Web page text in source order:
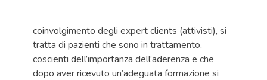
coinvolgimento degli expert clients (attivisti), si
tratta di pazienti che sono in trattamento,
coscienti dell’importanza dell’aderenza e che
dopo aver ricevuto un’adeguata formazione si